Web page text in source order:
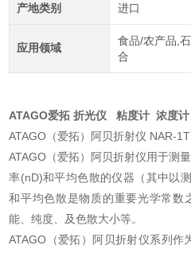
产地类别 进口
应用领域
食品/农产品,
合
ATAGO爱拓 折光仪 粘度计 浓度
ATAGO（爱拓）阿贝折射仪 NAR-
ATAGO（爱拓）阿贝折射仪用于测
率(nD)和平均色散的仪器（其中以
和平均色散是物质的重要光学常数
能、纯度、及色散大小等。
ATAGO（爱拓）阿贝折射仪系列作